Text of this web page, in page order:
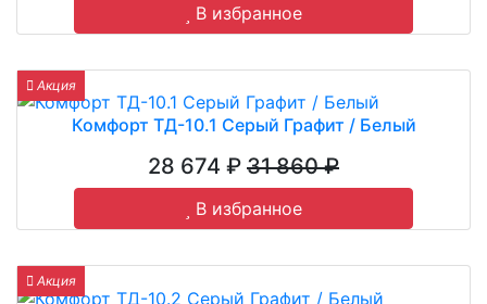
В избранное
Акция
Комфорт ТД-10.1 Серый Графит / Белый
28 674 ₽ 31 860 ₽
В избранное
Акция